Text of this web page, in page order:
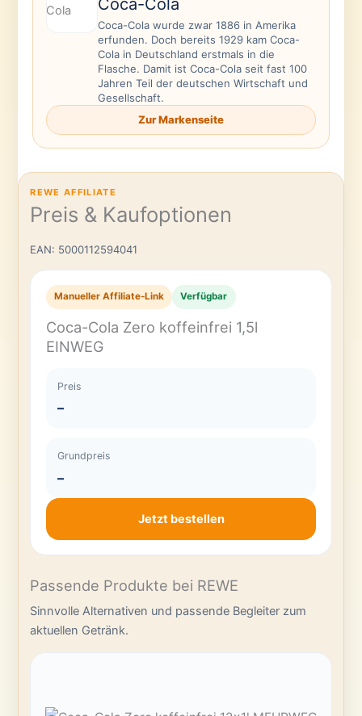
Coca-Cola
Coca-Cola wurde zwar 1886 in Amerika
erfunden. Doch bereits 1929 kam Coca-
Cola in Deutschland erstmals in die
Flasche. Damit ist Coca-Cola seit fast 100
Jahren Teil der deutschen Wirtschaft und
Gesellschaft.
Zur Markenseite
REWE AFFILIATE
Preis & Kaufoptionen
EAN: 5000112594041
Manueller Affiliate-Link Verfügbar
Coca-Cola Zero koffeinfrei 1,5l
EINWEG
Preis
–
Grundpreis
–
Jetzt bestellen
Passende Produkte bei REWE
Sinnvolle Alternativen und passende Begleiter zum
aktuellen Getränk.